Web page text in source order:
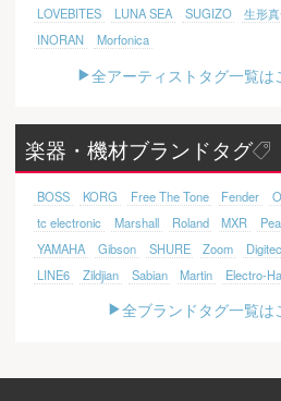
LOVEBITES
LUNA SEA SUGIZO
生形
INORAN
Morfonica
全アーティストタグ一覧は
楽器・機材ブランドタグ
BOSS KORG Free The Tone Fender
tc electronic
Marshall Roland MXR
YAMAHA
Gibson SHURE Zoom
LINE6
Zildjian Sabian Martin Electro-
全ブランドタグ一覧は